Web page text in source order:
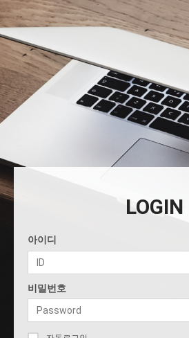
LOGIN
아이디
비밀번호